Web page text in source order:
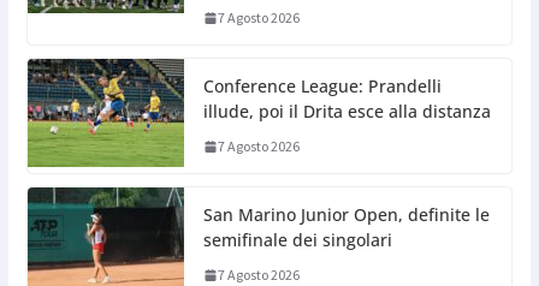
7 Agosto 2026
Conference League: Prandelli
illude, poi il Drita esce alla distanza
7 Agosto 2026
San Marino Junior Open, definite le
semifinale dei singolari
7 Agosto 2026